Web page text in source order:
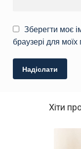
Зберегти моє
браузері для
Хіти